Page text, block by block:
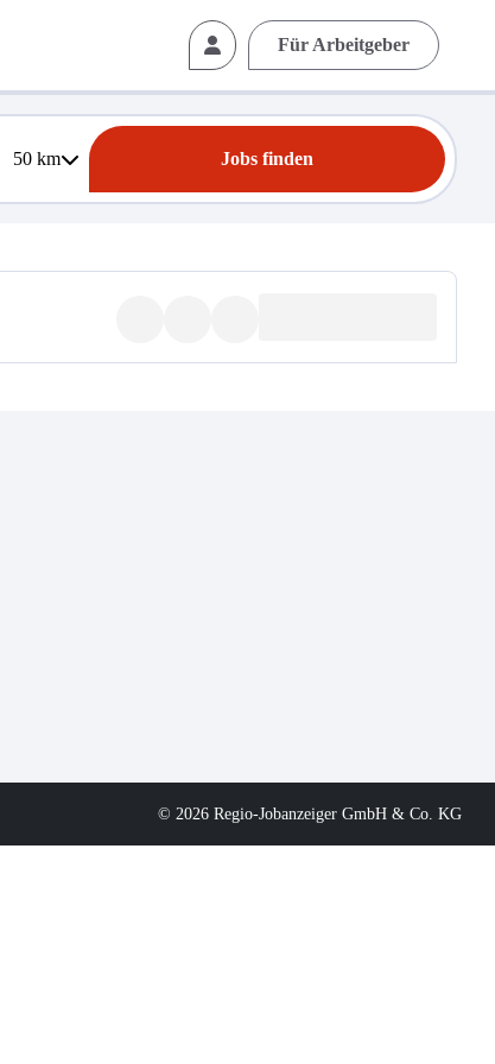
Für Arbeitgeber
50km Jobs finden
© 2026 Regio-Jobanzeiger GmbH & Co. KG